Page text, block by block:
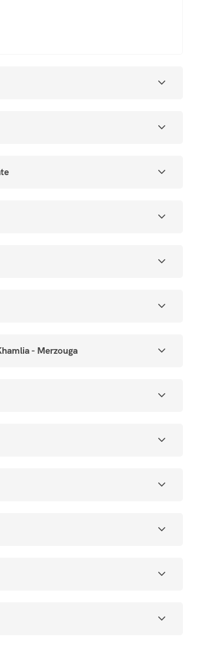
- Merzouga